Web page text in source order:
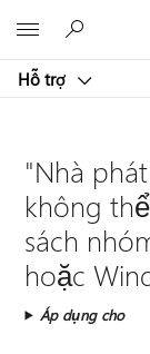
Hỗ trợ
"Nhà
không
sách
hoặc
Áp dụng cho